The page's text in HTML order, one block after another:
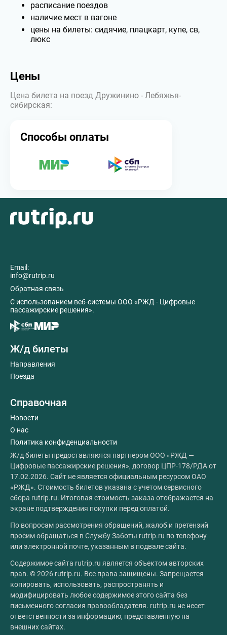
расписание поездов
наличие мест в вагоне
цены на билеты: сидячие, плацкарт, купе, св,
люкс
Цены
Цена билета на поезд Дружинино - Лебяжья-
сибирская:
Способы оплаты
Email:
info@rutrip.ru
Обратная связь
C использованием веб-системы ООО «РЖД - Цифровые
пассажирские решения».
Ж/д билеты
Направления
Поезда
Справочная
Новости
О нас
Политика конфиденциальности
Ж/д билеты предоставляются партнером ООО «РЖД —
Цифровые пассажирские решения», договор ЦПР-178/РДА от
17.02.2026. Сайт не является официальным ресурсом ОАО
«РЖД». Стоимость билетов указана с учетом сервисного
сбора rutrip.ru. Итоговая стоимость заказа отображается на
экране подтверждения покупки перед оплатой.
По вопросам рассмотрения обращений, жалоб и претензий
просим обращаться в Службу Заботы rutrip.ru по телефону
или электронной почте, указанным в подвале сайта.
Содержимое сайта rutrip.ru является объектом авторских
прав. © 2026 rutrip.ru. Все права защищены. Запрещается
копировать, использовать, распространять и
модифицировать любое содержимое этого сайта без
письменного согласия правообладателя. rutrip.ru не несет
ответственности за информацию, представленную на
внешних сайтах.